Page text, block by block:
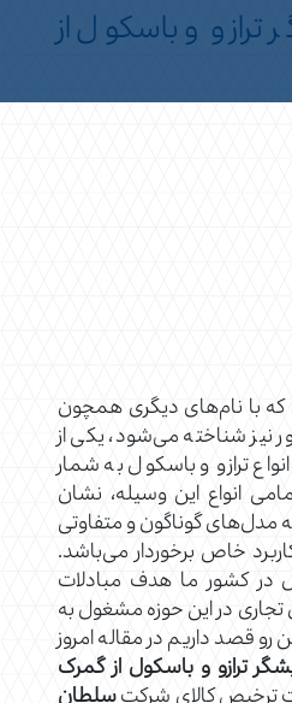
و باسکول از
که با نام‌های دیگری همچون
نیز شناخته می‌شود، یکی از
ترازو و باسکول به شمار
انواع این وسیله، نشان
مدل‌های گوناگون و متفاوتی
خاص برخوردار می‌باشد.
در کشور ما هدف مبادلات
تجاری در این حوزه مشغول به
قصد داریم در مقاله امروز
ترازو و باسکول از گمرک